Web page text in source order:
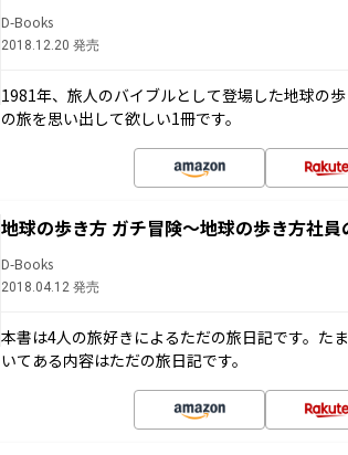
D-Books
2018.12.20 発売
1981年、旅人のバイブルとして登場した地球の
の旅を思い出して欲しい1冊です。
地球の歩き方 ガチ冒険～地球の歩き方社員
D-Books
2018.04.12 発売
本書は4人の旅好きによるただの旅日記です。た
いてある内容はただの旅日記です。